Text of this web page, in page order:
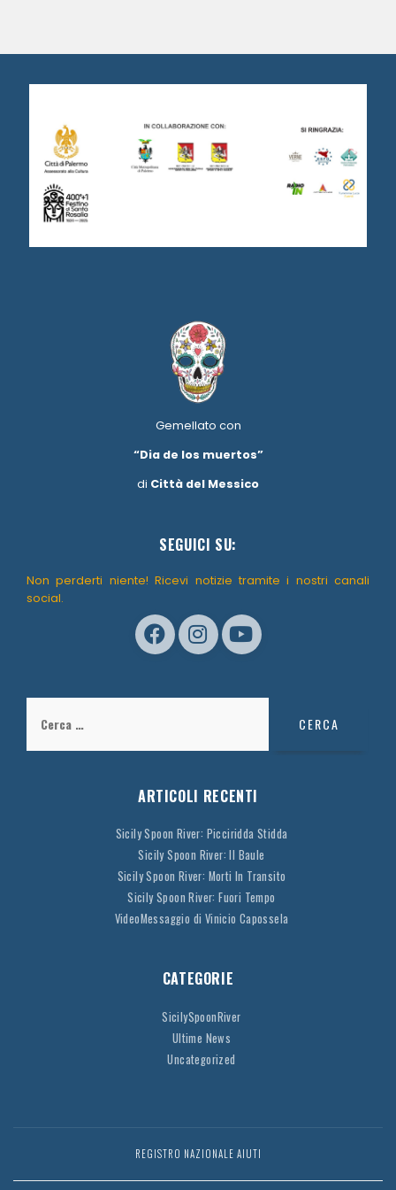
Gemellato con
“Dia de los muertos”
di Città del Messico
SEGUICI SU:
Non perderti niente! Ricevi notizie tramite i nostri canali
social.
per:
ARTICOLI RECENTI
Sicily Spoon River: Picciridda Stidda
Sicily Spoon River: Il Baule
Sicily Spoon River: Morti In Transito
Sicily Spoon River: Fuori Tempo
VideoMessaggio di Vinicio Capossela
CATEGORIE
SicilySpoonRiver
Ultime News
Uncategorized
REGISTRO NAZIONALE AIUTI